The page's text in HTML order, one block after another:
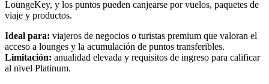
LoungeKey, y los puntos pueden canjearse por vuelos, paquetes de
viaje y productos.
Ideal para: viajeros de negocios o turistas premium que valoran el
acceso a lounges y la acumulación de puntos transferibles.
Limitación: anualidad elevada y requisitos de ingreso para calificar
al nivel Platinum.